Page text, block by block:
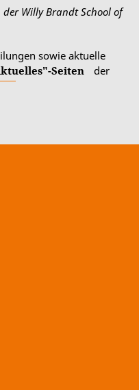
der Willy Brandt School of
sowie aktuelle
Seiten
der